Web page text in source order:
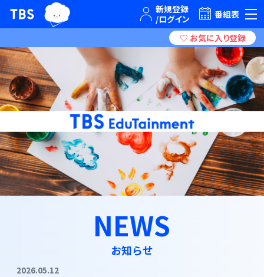
TBSテレビ｜ときめくときを。
TBSグループキャラクター『ワクティ』番組表
NEWS
お知らせ
2026.05.12